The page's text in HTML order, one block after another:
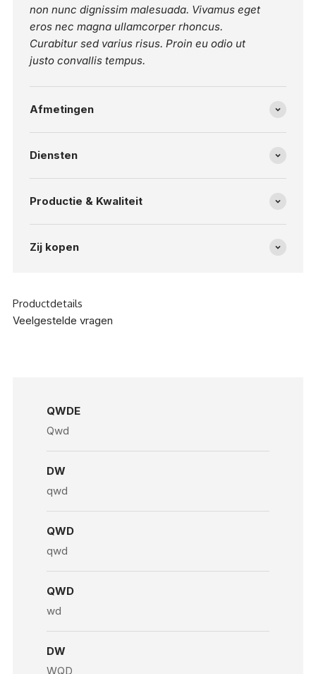
non nunc dignissim malesuada. Vivamus eget
eros nec magna ullamcorper rhoncus.
Curabitur sed varius risus. Proin eu odio ut
justo convallis tempus.
Afmetingen
Diensten
Productie & Kwaliteit
Zij kopen
Productdetails
Veelgestelde vragen
QWDE
Qwd
DW
qwd
QWD
qwd
QWD
wd
DW
WQD